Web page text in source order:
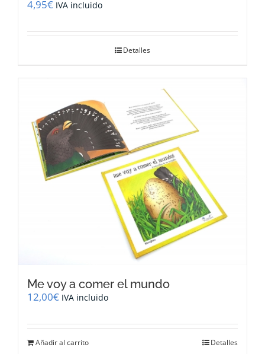
4,95€ IVA incluido
Detalles
Me voy a comer el mundo
12,00€ IVA incluido
Añadir al carrito Detalles